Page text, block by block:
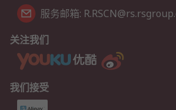
服务邮箱:
关注我们
我们接受